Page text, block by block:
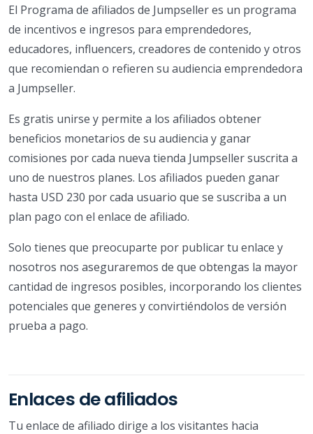
El Programa de afiliados de Jumpseller es un programa
de incentivos e ingresos para emprendedores,
educadores, influencers, creadores de contenido y otros
que recomiendan o refieren su audiencia emprendedora
a Jumpseller.
Es gratis unirse y permite a los afiliados obtener
beneficios monetarios de su audiencia y ganar
comisiones por cada nueva tienda Jumpseller suscrita a
uno de nuestros planes. Los afiliados pueden ganar
hasta USD 230 por cada usuario que se suscriba a un
plan pago con el enlace de afiliado.
Solo tienes que preocuparte por publicar tu enlace y
nosotros nos aseguraremos de que obtengas la mayor
cantidad de ingresos posibles, incorporando los clientes
potenciales que generes y convirtiéndolos de versión
prueba a pago.
Enlaces de afiliados
Tu enlace de afiliado dirige a los visitantes hacia